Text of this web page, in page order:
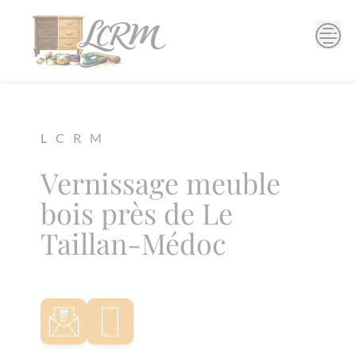
L C R M
Vernissage meuble
bois près de Le
Taillan-Médoc